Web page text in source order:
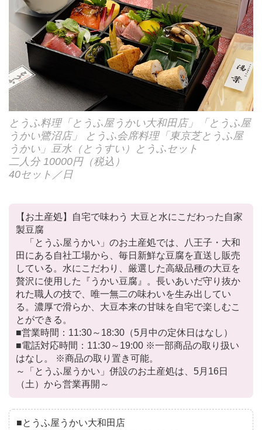
とうふ料理「とうふ屋うかい大和田店」「とうふ屋
うかい鷺沼店」 とうふ会席料理「東京芝とうふ屋
うかい」豆水（とうすい）とうふセット
二人分 10000円（税込）
40セット／日
【お土産処】自宅で味わう 大豆と水にこだわった自家
製豆腐
「とうふ屋うかい」のお土産処では、八王子・大和
田にある自社工場から、毎日新鮮な豆腐を直送し販売
している。水にこだわり、厳選した高級品種の大豆を
贅沢に使用した『うかい豆腐』。長いあいだ守り抜か
れた職人の技で、唯一無二の味わいを生み出してい
る。濃厚で滑らか、大豆本来の甘味を自宅で楽しむこ
とができる。
■営業時間：11:30～18:30（5月中の定休日はなし）
■電話対応時間：11:30～19:00 ※一部商品の取り扱い
はなし。 ※商品の取り置き可能。
～「とうふ屋うかい」併設のお土産処は、5月16日
（土）から営業再開～
■とうふ屋うかい大和田店